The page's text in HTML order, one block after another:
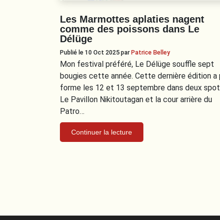
Les Marmottes aplaties nagent
comme des poissons dans Le
Délüge
Publié le 10 Oct 2025parPatrice Belley
Mon festival préféré, Le Délüge souffle sept
bougies cette année. Cette dernière édition a
forme les 12 et 13 septembre dans deux
Le Pavillon Nikitoutagan et la cour arrière du
Patro…
Continuer la lecture